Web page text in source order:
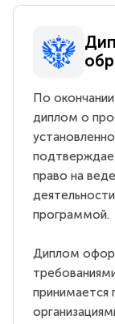
По
диплом о
право на
программой.
Диплом
принимается